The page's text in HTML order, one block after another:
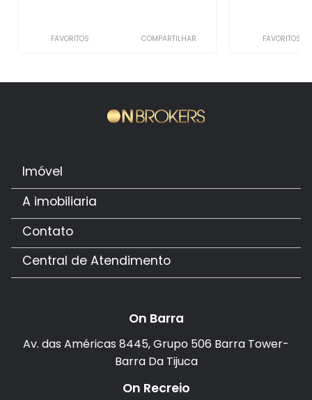
FAVORITOS COMPARTILHAR FAVORITOS
Imóvel
A imobiliaria
Contato
Central de Atendimento
On Barra
Av. das Américas 8445, Grupo 506 Barra Tower-
Barra Da Tijuca
On Recreio